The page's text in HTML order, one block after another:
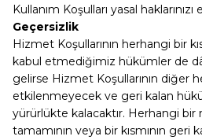
Kullanım Koşulları yasal
Geçersizlik
Hizmet Koşullarının herhangi bir
kabul etmediğimiz hükümler de
gelirse Hizmet Koşullarının diğer
etkilenmeyecek ve geri kalan
yürürlükte kalacaktır. Herhangi bir
tamamının veya bir kısmının geri